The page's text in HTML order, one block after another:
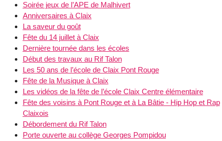
Soirée jeux de l’APE de Malhivert
Anniversaires à Claix
La saveur du goût
Fête du 14 juillet à Claix
Dernière tournée dans les écoles
Début des travaux au Rif Talon
Les 50 ans de l’école de Claix Pont Rouge
Fête de la Musique à Claix
Les vidéos de la fête de l’école Claix Centre élémentaire
Fête des voisins à Pont Rouge et à La Bâtie - Hip Hop et Rap
Claixois
Débordement du Rif Talon
Porte ouverte au collège Georges Pompidou